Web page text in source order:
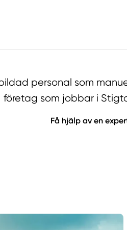
personal som
företag som jobbar i
Få hjälp av en